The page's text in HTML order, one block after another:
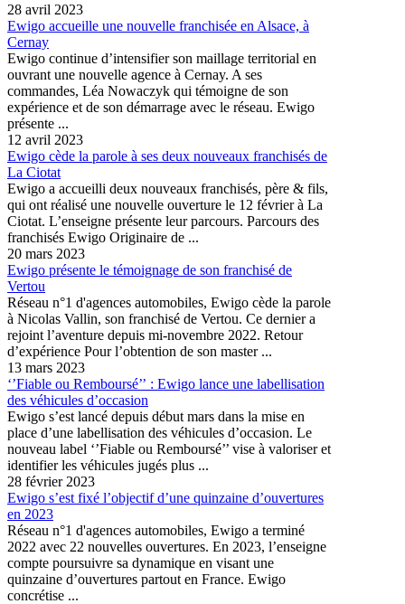
28 avril 2023
Ewigo accueille une nouvelle franchisée en Alsace, à
Cernay
Ewigo continue d’intensifier son maillage territorial en
ouvrant une nouvelle agence à Cernay. A ses
commandes, Léa Nowaczyk qui témoigne de son
expérience et de son démarrage avec le réseau. Ewigo
présente ...
12 avril 2023
Ewigo cède la parole à ses deux nouveaux franchisés de
La Ciotat
Ewigo a accueilli deux nouveaux franchisés, père & fils,
qui ont réalisé une nouvelle ouverture le 12 février à La
Ciotat. L’enseigne présente leur parcours. Parcours des
franchisés Ewigo Originaire de ...
20 mars 2023
Ewigo présente le témoignage de son franchisé de
Vertou
Réseau n°1 d'agences automobiles, Ewigo cède la parole
à Nicolas Vallin, son franchisé de Vertou. Ce dernier a
rejoint l’aventure depuis mi-novembre 2022. Retour
d’expérience Pour l’obtention de son master ...
13 mars 2023
‘’Fiable ou Remboursé’’ : Ewigo lance une labellisation
des véhicules d’occasion
Ewigo s’est lancé depuis début mars dans la mise en
place d’une labellisation des véhicules d’occasion. Le
nouveau label ‘’Fiable ou Remboursé’’ vise à valoriser et
identifier les véhicules jugés plus ...
28 février 2023
Ewigo s’est fixé l’objectif d’une quinzaine d’ouvertures
en 2023
Réseau n°1 d'agences automobiles, Ewigo a terminé
2022 avec 22 nouvelles ouvertures. En 2023, l’enseigne
compte poursuivre sa dynamique en visant une
quinzaine d’ouvertures partout en France. Ewigo
concrétise ...